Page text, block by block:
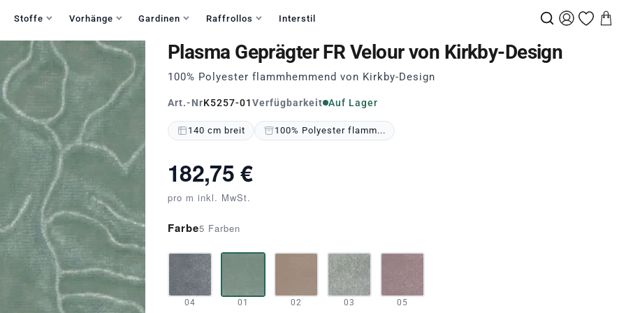
Stoffe Vorhänge Gardinen Raffrollos Interstil
Plasma Geprägter FR Velour von Kirkby-Design
100% Polyester flammhemmend von Kirkby-Design
Art.-NrK5257-01Verfügbarkeit Auf Lager
140 cm breit 100% Polyester flamm...
182,75 €
pro m inkl. MwSt.
Farbe5 Farben
04 01 02 03 05